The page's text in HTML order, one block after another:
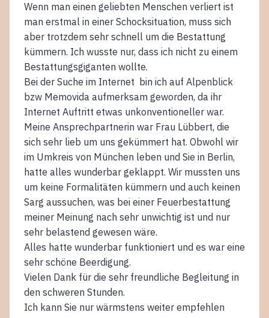
Wenn man einen geliebten Menschen verliert ist
man erstmal in einer Schocksituation, muss sich
aber trotzdem sehr schnell um die Bestattung
kümmern. Ich wusste nur, dass ich nicht zu einem
Bestattungsgiganten wollte.
Bei der Suche im Internet bin ich auf Alpenblick
bzw Memovida aufmerksam geworden, da ihr
Internet Auftritt etwas unkonventioneller war.
Meine Ansprechpartnerin war Frau Lübbert, die
sich sehr lieb um uns gekümmert hat. Obwohl wir
im Umkreis von München leben und Sie in Berlin,
hatte alles wunderbar geklappt. Wir mussten uns
um keine Formalitäten kümmern und auch keinen
Sarg aussuchen, was bei einer Feuerbestattung
meiner Meinung nach sehr unwichtig ist und nur
sehr belastend gewesen wäre.
Alles hatte wunderbar funktioniert und es war eine
sehr schöne Beerdigung.
Vielen Dank für die sehr freundliche Begleitung in
den schweren Stunden.
Ich kann Sie nur wärmstens weiter empfehlen